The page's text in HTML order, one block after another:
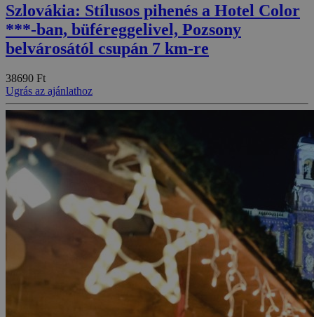
Szlovákia: Stílusos pihenés a Hotel Color
***-ban, büféreggelivel, Pozsony
belvárosától csupán 7 km-re
38690 Ft
Ugrás az ajánlathoz